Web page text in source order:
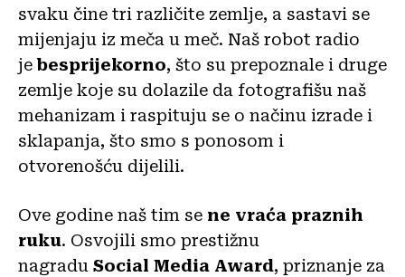
svaku čine tri različite zemlje, a sastavi se
mijenjaju iz meča u meč. Naš robot radio
je besprijekorno, što su prepoznale i druge
zemlje koje su dolazile da fotografišu naš
mehanizam i raspituju se o načinu izrade i
sklapanja, što smo s ponosom i
otvorenošću dijelili.
Ove godine naš tim se ne vraća praznih
ruku. Osvojili smo prestižnu
nagradu Social Media Award, priznanje za